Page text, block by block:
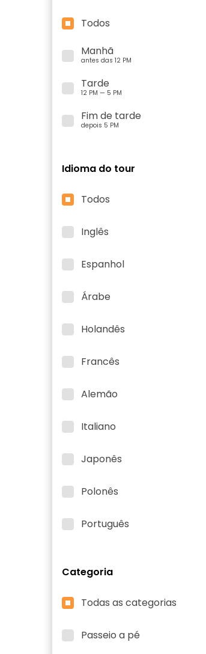
Todos
Manhã
antes das 12 PM
Tarde
12 PM — 5 PM
Fim de tarde
depois 5 PM
Idioma do tour
Todos
Inglês
Espanhol
Árabe
Holandês
Francês
Alemão
Italiano
Japonês
Polonês
Português
Categoria
Todas as categorias
Passeio a pé